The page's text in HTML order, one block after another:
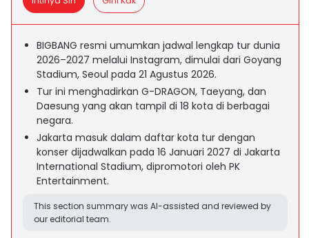
BIGBANG resmi umumkan jadwal lengkap tur dunia
2026–2027 melalui Instagram, dimulai dari Goyang
Stadium, Seoul pada 21 Agustus 2026.
Tur ini menghadirkan G-DRAGON, Taeyang, dan
Daesung yang akan tampil di 18 kota di berbagai
negara.
Jakarta masuk dalam daftar kota tur dengan
konser dijadwalkan pada 16 Januari 2027 di Jakarta
International Stadium, dipromotori oleh PK
Entertainment.
This section summary was AI-assisted and reviewed by
our editorial team.